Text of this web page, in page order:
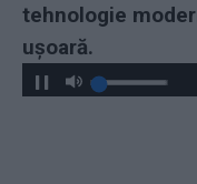
tehnologie
ușoară.